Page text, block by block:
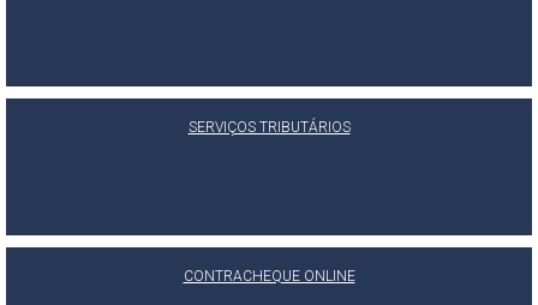
SERVIÇOS TRIBUTÁRIOS
CONTRACHEQUE ONLINE